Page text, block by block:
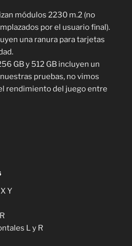
módulos 2230 m.2 (no
por el usuario final).
una ranura para tarjetas
GB y 512 GB incluyen un
nuestras pruebas, no vimos
rendimiento del juego entre
Y
L y R